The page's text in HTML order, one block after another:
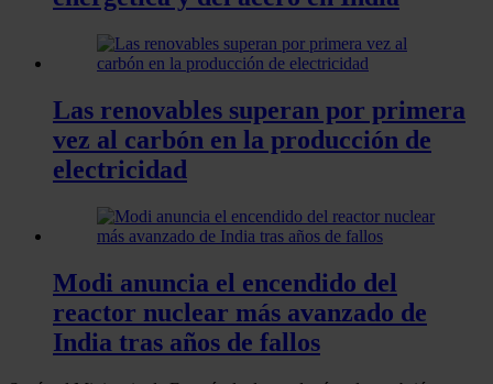
Las renovables superan por primera
vez al carbón en la producción de
electricidad
Modi anuncia el encendido del
reactor nuclear más avanzado de
India tras años de fallos